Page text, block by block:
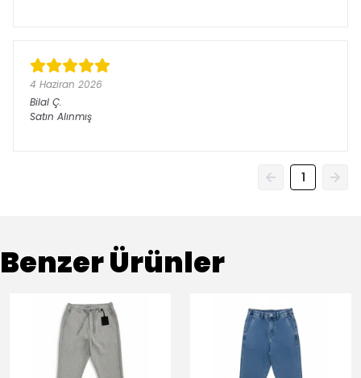
4 Haziran 2026
Bilal Ç.
Satın Alınmış
1
Benzer Ürünler